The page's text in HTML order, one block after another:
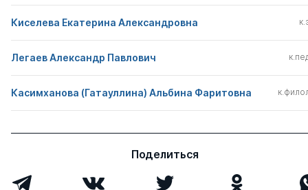
Киселева Екатерина Александровна
Легаев Александр Павлович
Касимханова (Гатауллина) Альбина Фаритовна
Поделиться